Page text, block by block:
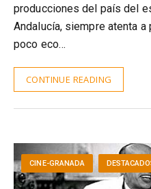
producciones del país del
Andalucía, siempre atenta
poco eco…
CONTINUE READING
CINE-GRANADA